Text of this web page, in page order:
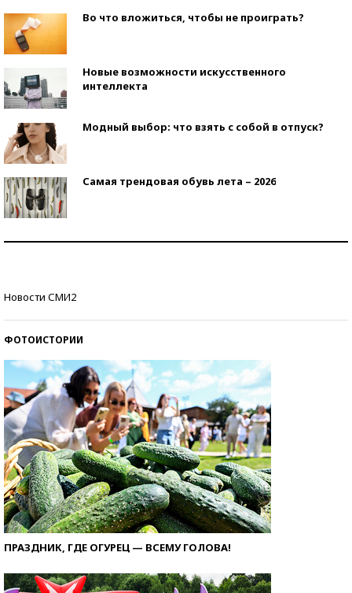
Во что вложиться, чтобы не проиграть?
Новые возможности искусственного
интеллекта
Модный выбор: что взять с собой в отпуск?
Самая трендовая обувь лета – 2026
Новости СМИ2
ФОТОИСТОРИИ
ПРАЗДНИК, ГДЕ ОГУРЕЦ — ВСЕМУ ГОЛОВА!